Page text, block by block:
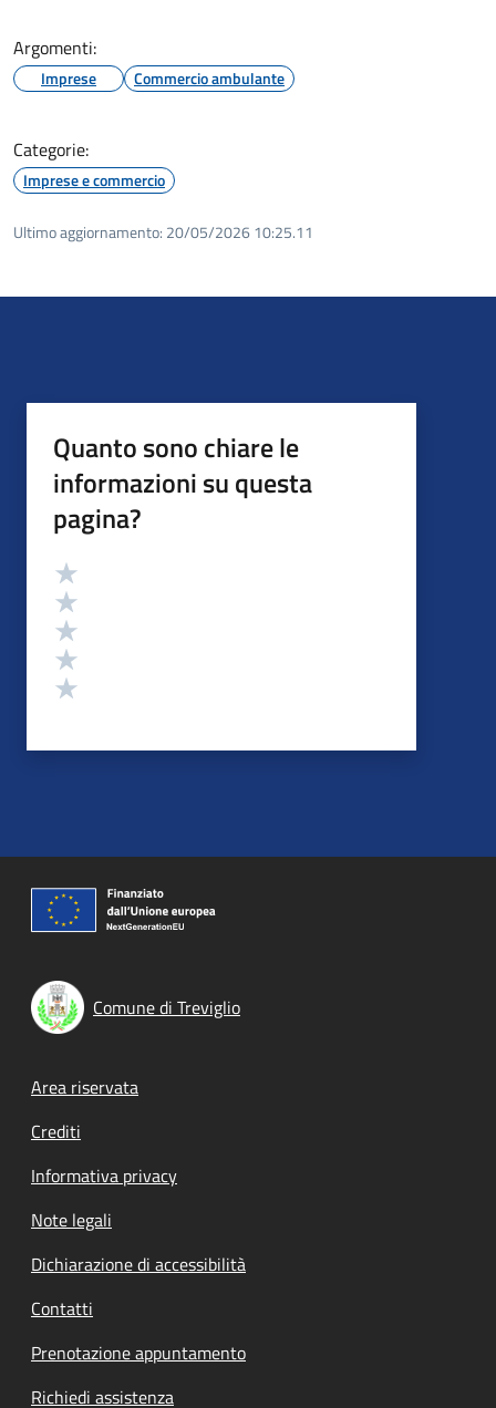
Argomenti:
Imprese Commercio ambulante
Categorie:
Imprese e commercio
Ultimo aggiornamento: 20/05/2026 10:25.11
Quanto sono chiare le
informazioni su questa
pagina?
Valutazione
Comune di Treviglio
Footer menu
Area riservata
Crediti
Informativa privacy
Note legali
Dichiarazione di accessibilità
Contatti
Prenotazione appuntamento
Richiedi assistenza